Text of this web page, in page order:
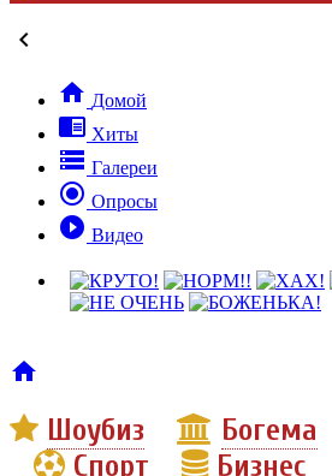

 Домой
 Хиты
 Галереи
 Опросы
 Видео

Шоубиз Богема
Спорт
Бизнес